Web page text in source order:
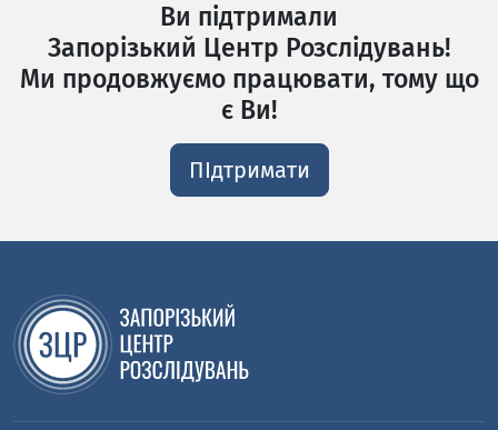
Ви підтримали
Запорізький Центр Розслідувань!
Ми продовжуємо працювати, тому що
є Ви!
ПІдтримати